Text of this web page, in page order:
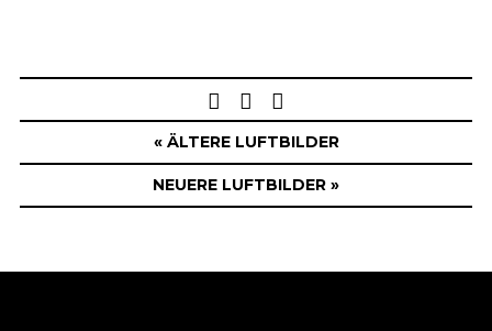
navigation
« ÄLTERE LUFTBILDER
NEUERE LUFTBILDER »